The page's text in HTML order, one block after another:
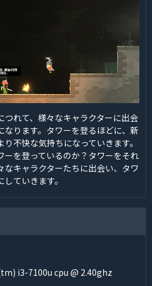
つれて、様々なキャラクターに出会
なります。タワーを登るほどに、新
不快な気持ちになっていきます。
ーを登っているのか？タワーをそれ
なキャラクターたちに出会い、タワ
ていきます。
i3-7100u cpu @ 2.40ghz